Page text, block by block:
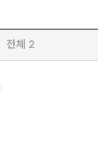
전체 2